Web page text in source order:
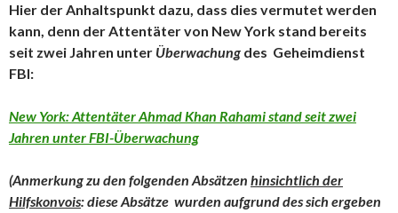
Hier der Anhaltspunkt dazu, dass dies vermutet werden
kann, denn der Attentäter von New York stand bereits
seit zwei Jahren unter Überwachung des Geheimdienst
FBI:
New York: Attentäter Ahmad Khan Rahami stand seit zwei
Jahren unter FBI-Überwachung
(Anmerkung zu den folgenden Absätzen hinsichtlich der
Hilfskonvois: diese Absätze wurden aufgrund des sich ergeben